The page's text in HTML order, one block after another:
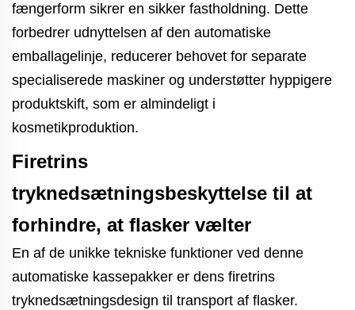
fængerform sikrer en sikker fastholdning. Dette
forbedrer udnyttelsen af den automatiske
emballagelinje, reducerer behovet for separate
specialiserede maskiner og understøtter hyppigere
produktskift, som er almindeligt i
kosmetikproduktion.
Firetrins
tryknedsætningsbeskyttelse til at
forhindre, at flasker vælter
En af de unikke tekniske funktioner ved denne
automatiske kassepakker er dens firetrins
tryknedsætningsdesign til transport af flasker.